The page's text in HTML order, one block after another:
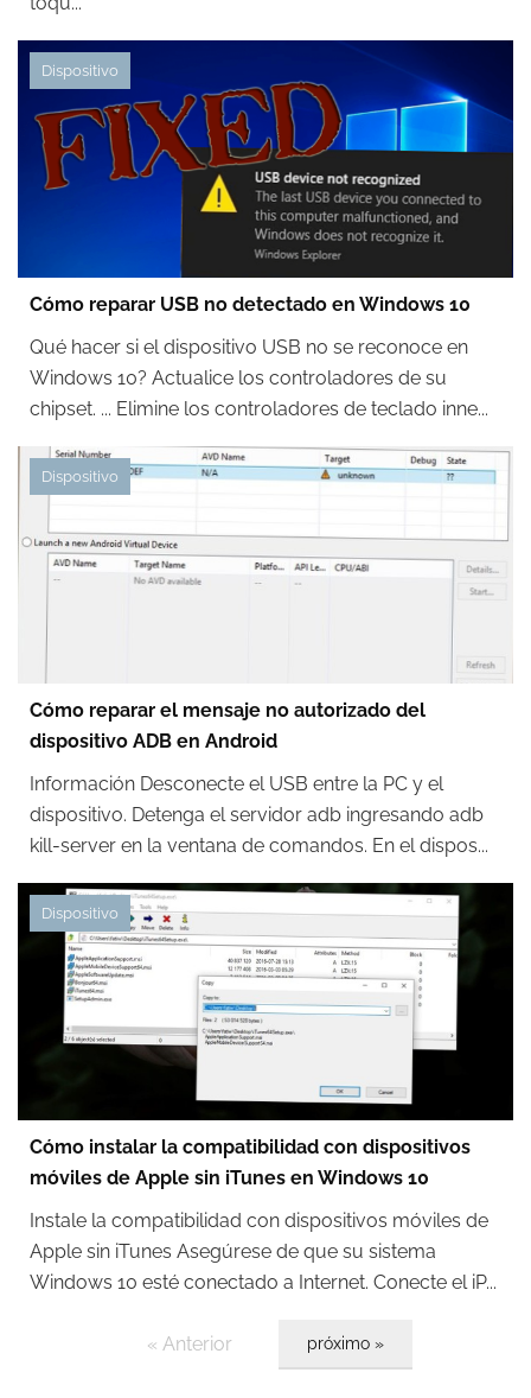
Dispositivo
Cómo reparar USB no detectado en Windows 10
Qué hacer si el dispositivo USB no se reconoce en
Windows 10? Actualice los controladores de su
chipset. ... Elimine los controladores de teclado inne...
Dispositivo
Cómo reparar el mensaje no autorizado del
dispositivo ADB en Android
Información Desconecte el USB entre la PC y el
dispositivo. Detenga el servidor adb ingresando adb
kill-server en la ventana de comandos. En el dispos...
Dispositivo
Cómo instalar la compatibilidad con dispositivos
móviles de Apple sin iTunes en Windows 10
Instale la compatibilidad con dispositivos móviles de
Apple sin iTunes Asegúrese de que su sistema
Windows 10 esté conectado a Internet. Conecte el iP...
« Anterior próximo »